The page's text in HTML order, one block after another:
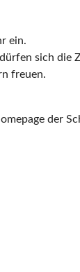
ein.
sich die
freuen.
der